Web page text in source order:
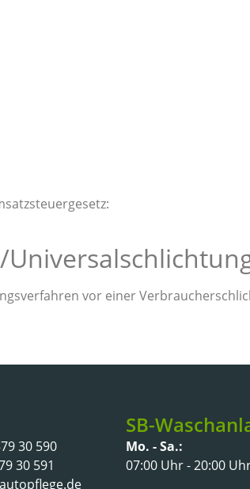
vor einer
30 590
30 591
SB-
Mo. - Sa.:
07:00 Uhr - 20:00